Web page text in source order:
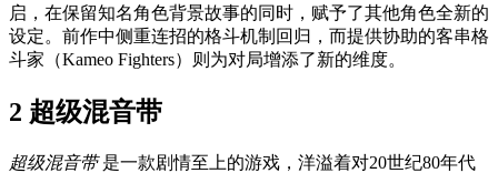
启，在保留知名角色背景故事的同时，赋予了其他角色全新的
设定。前作中侧重连招的格斗机制回归，而提供协助的客串格
斗家（Kameo Fighters）则为对局增添了新的维度。
2 超级混音带
超级混音带是一款剧情至上的游戏，洋溢着对20世纪80年代